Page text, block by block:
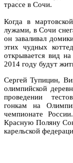
трассе в Сочи.
Когда в
лужами, в Сочи
он заваливал
этих чудных
открывается вид
2014 году будут
Сергей Тупицин,
олимпийской
проведении
гонкам на
чемпионате
Красную Поляну
карельской